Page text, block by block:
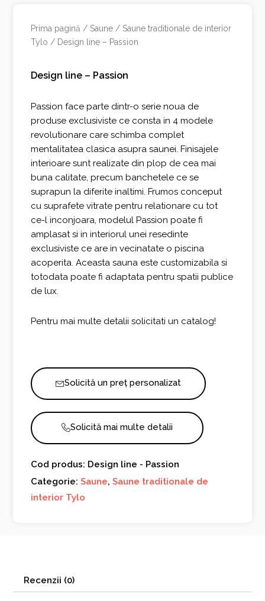
Prima pagină / Saune / Saune traditionale de interior
Tylo / Design line – Passion
Design line – Passion
Passion face parte dintr-o serie noua de
produse exclusiviste ce consta in 4 modele
revolutionare care schimba complet
mentalitatea clasica asupra saunei. Finisajele
interioare sunt realizate din plop de cea mai
buna calitate, precum banchetele ce se
suprapun la diferite inaltimi. Frumos conceput
cu suprafete vitrate pentru relationare cu tot
ce-l inconjoara, modelul Passion poate fi
amplasat si in interiorul unei resedinte
exclusiviste ce are in vecinatate o piscina
acoperita. Aceasta sauna este customizabila si
totodata poate fi adaptata pentru spatii publice
de lux.
Pentru mai multe detalii solicitati un catalog!
Solicită un preț personalizat
Solicită mai multe detalii
Cod produs: Design line - Passion
Categorie:Saune,Saune traditionale de
interior Tylo
Recenzii (0)